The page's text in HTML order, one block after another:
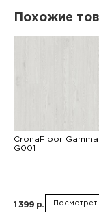
Похожие
CronaFloor Gamma
G001
1 399 р.